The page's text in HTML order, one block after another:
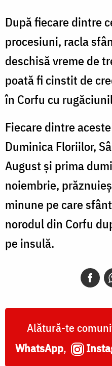
După fiecare dintre
procesiuni, racla
deschisă vreme de
poată fi cinstit de
în Corfu cu
Fiecare dintre
Duminica Floriilor,
August şi prima
noiembrie,
minune pe care
norodul din Corfu
pe insulă.
Alătură-te
WhatsApp,